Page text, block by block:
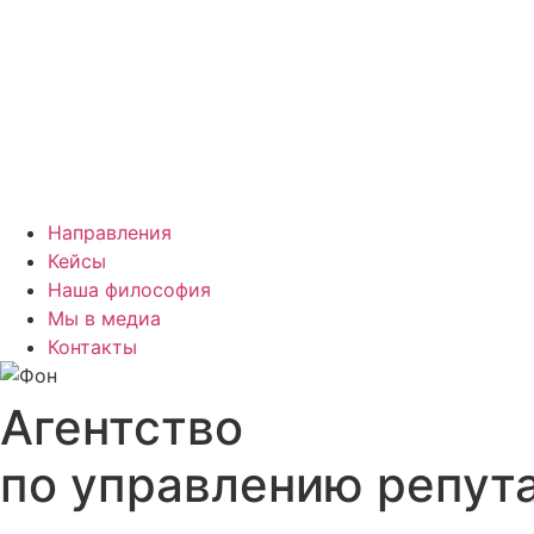
Направления
Кейсы
Наша философия
Мы в медиа
Контакты
Агентство
по управлению